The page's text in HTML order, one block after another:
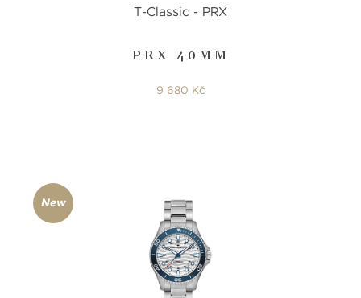
PRX 40MM
T-Classic - PRX
9 680 Kč
New